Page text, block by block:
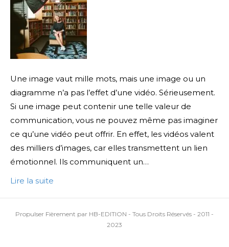
Une image vaut mille mots, mais une image ou un
diagramme n’a pas l’effet d’une vidéo. Sérieusement.
Si une image peut contenir une telle valeur de
communication, vous ne pouvez même pas imaginer
ce qu’une vidéo peut offrir. En effet, les vidéos valent
des milliers d’images, car elles transmettent un lien
émotionnel. Ils communiquent un…
Lire la suite
Propulser Fièrement par HB-EDITION - Tous Droits Réservés - 2011 -
2023